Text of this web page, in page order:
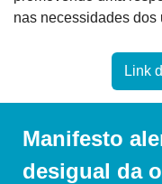
nas necessidades dos
Link
Manifesto
desigual da